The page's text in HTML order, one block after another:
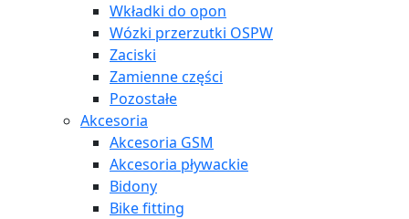
Wkładki do opon
Wózki przerzutki OSPW
Zaciski
Zamienne części
Pozostałe
Akcesoria
Akcesoria GSM
Akcesoria pływackie
Bidony
Bike fitting